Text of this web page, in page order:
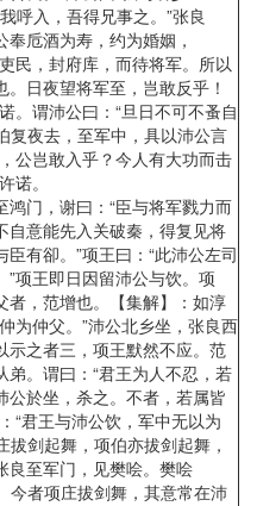
呼入，吾得兄事之。”张良
卮酒为寿，约为婚姻，
民，封府库，而待将军。所以
日夜望将军至，岂敢反乎！
。谓沛公曰：“旦日不可不蚤自
复夜去，至军中，具以沛公言
公岂敢入乎？今人有大功而击
诺。
门，谢曰：“臣与将军戮力而
自意能先入关破秦，得复见将
有卻。”项王曰：“此沛公左司
项王即日因留沛公与饮。项
者，范增也。【集解】：如淳
为仲父。”沛公北乡坐，张良西
示之者三，项王默然不应。范
。谓曰：“君王为人不忍，若
公於坐，杀之。不者，若属皆
“君王与沛公饮，军中无以为
拔剑起舞，项伯亦拔剑起舞，
良至军门，见樊哙。樊哙
今者项庄拔剑舞，其意常在沛